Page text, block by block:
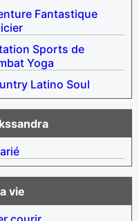
Fantastique
Sports de
Yoga
Latino Soul
vie